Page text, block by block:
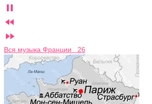



Вся музыка Франции 26